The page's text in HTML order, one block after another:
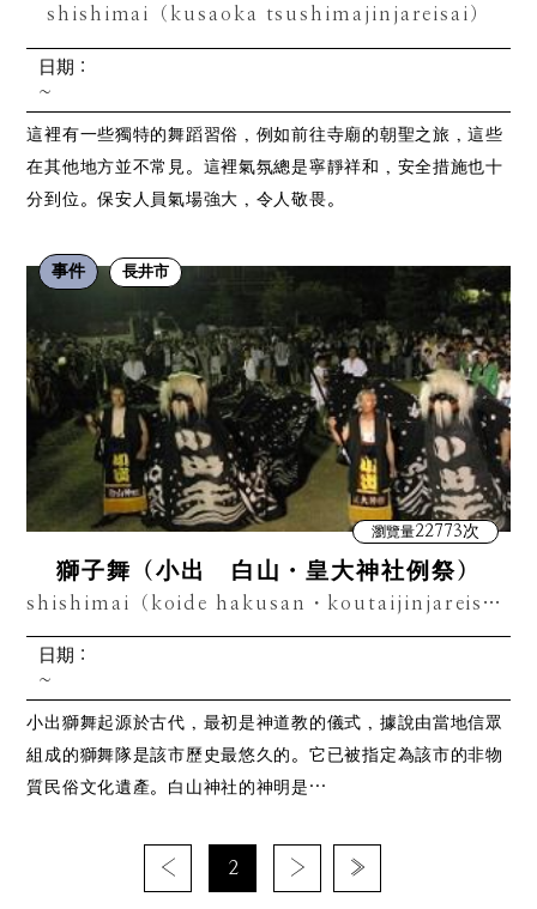
shishimai（kusaoka tsushimajinjareisai）
日期：
~
這裡有一些獨特的舞蹈習俗，例如前往寺廟的朝聖之旅，這些
在其他地方並不常見。這裡氣氛總是寧靜祥和，安全措施也十
分到位。保安人員氣場強大，令人敬畏。
事件 長井市
瀏覽量22773次
獅子舞（小出 白山・皇大神社例祭）
shishimai（koide hakusan・koutaijinjareisai）
日期：
~
小出獅舞起源於古代，最初是神道教的儀式，據說由當地信眾
組成的獅舞隊是該市歷史最悠久的。它已被指定為該市的非物
質民俗文化遺產。白山神社的神明是…
‹ 2 › »